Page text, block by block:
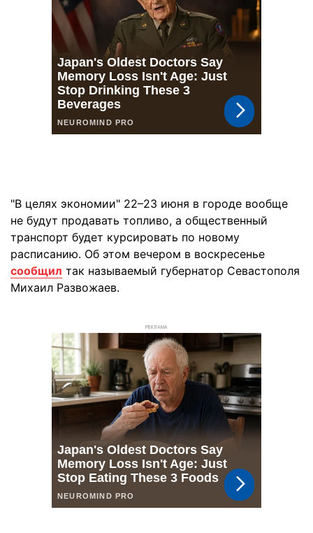
"В целях экономии" 22–23 июня в городе вообще
не будут продавать топливо, а общественный
транспорт будет курсировать по новому
расписанию. Об этом вечером в воскресенье
сообщил так называемый губернатор Севастополя
Михаил Развожаев.
РЕКЛАМА